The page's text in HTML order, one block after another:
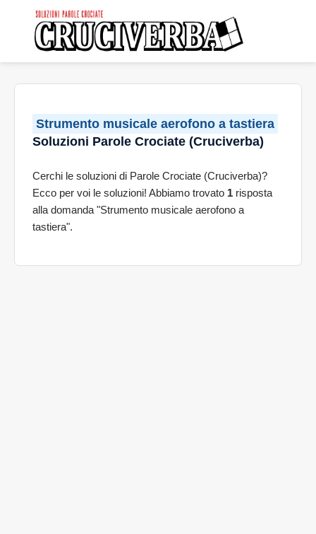
Strumento musicale aerofono a tastiera
Soluzioni Parole Crociate (Cruciverba)
Cerchi le soluzioni di Parole Crociate (Cruciverba)?
Ecco per voi le soluzioni! Abbiamo trovato 1 risposta
alla domanda "Strumento musicale aerofono a
tastiera".